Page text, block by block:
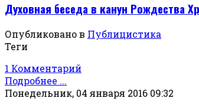
Духовная беседа в канун Рождества
Опубликовано в Публицистика
Теги
1 Комментарий
Подробнее ...
Понедельник, 04 января 2016 09:32